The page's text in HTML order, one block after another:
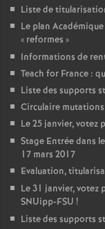
Liste de
Le plan
« reformes »
Informations de
Teach for France :
Liste des supports
Circulaire
Le 25 janvier, votez
Stage Entrée dans
17 mars 2017
Evaluation,
Le 31 janvier, votez
SNUipp-FSU !
Liste des supports